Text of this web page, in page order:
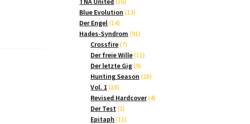
Produkte
Blue Evolution 1313
Der Engel 1414
Produkte
Hades-Syndrom 9191
Crossfire 77
Produkte
Der freie Wille 1111
Der letzte Gig 99
Produkte
Hunting Season 2828
Vol. 1 1818
Produkte
Revised Hardcover 44
Der Test 33
Produkte
Epitaph 1111